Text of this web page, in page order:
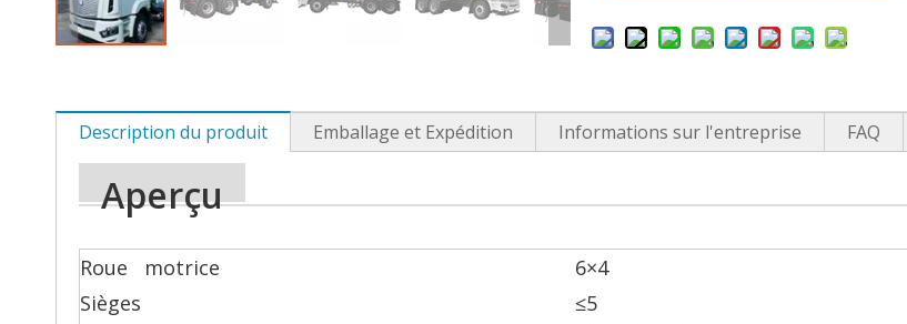
Description du produit Emballage et Expédition Informations sur l'entreprise FAQ
Aperçu
Roue motrice
6×4
Sièges
≤5